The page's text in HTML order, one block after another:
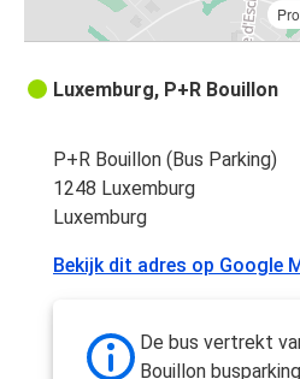
Luxemburg, P+R Bouillon
P+R Bouillon (Bus Parking)
1248 Luxemburg
Luxemburg
Bekijk dit adres op Google
De bus vertrekt
Bouillon